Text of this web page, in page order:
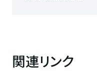
関連リンク